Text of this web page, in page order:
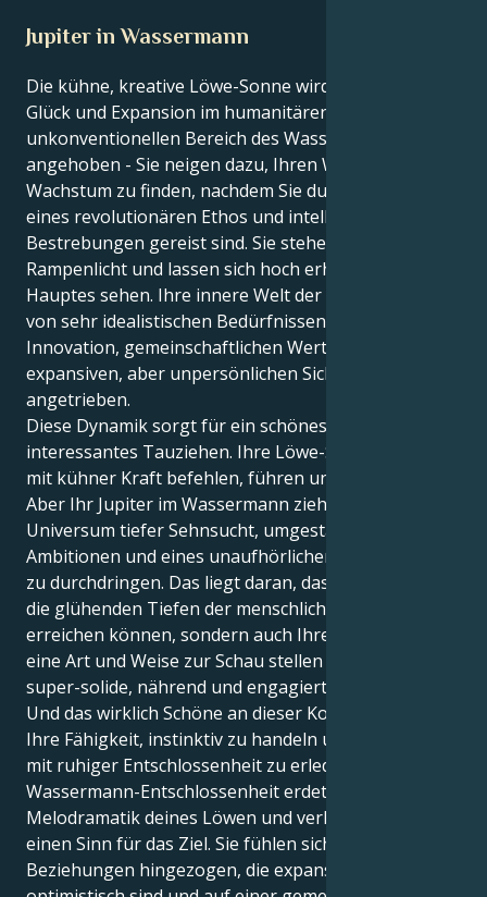
Jupiter in Wassermann
Die kühne, kreative Löwe-Sonne wird durch Jupiters
Glück und Expansion im humanitären,
unkonventionellen Bereich des Wassermanns
angehoben - Sie neigen dazu, Ihren Weg zum
Wachstum zu finden, nachdem Sie durch die Linse
eines revolutionären Ethos und intellektueller
Bestrebungen gereist sind. Sie stehen gerne im
Rampenlicht und lassen sich hoch erhobenen
Hauptes sehen. Ihre innere Welt der Motivation wird
von sehr idealistischen Bedürfnissen nach
Innovation, gemeinschaftlichen Werten und einer
expansiven, aber unpersönlichen Sichtweise
angetrieben.
Diese Dynamik sorgt für ein schönes und
interessantes Tauziehen. Ihre Löwe-Sonne möchte
mit kühner Kraft befehlen, führen und initiieren.
Aber Ihr Jupiter im Wassermann zieht Sie in ein
Universum tiefer Sehnsucht, umgestaltender
Ambitionen und eines unaufhörlichen Drangs, alles
zu durchdringen. Das liegt daran, dass Sie nicht nur
die glühenden Tiefen der menschlichen Verbindung
erreichen können, sondern auch Ihre Energie auf
eine Art und Weise zur Schau stellen können, die
super-solide, nährend und engagiert ist.
Und das wirklich Schöne an dieser Kombination ist
Ihre Fähigkeit, instinktiv zu handeln und die Dinge
mit ruhiger Entschlossenheit zu erledigen. Deine
Wassermann-Entschlossenheit erdet die
Melodramatik deines Löwen und verleiht dem Flair
einen Sinn für das Ziel. Sie fühlen sich zu
Beziehungen hingezogen, die expansiv und